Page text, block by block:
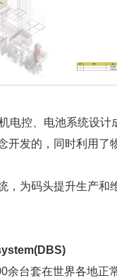
控、电池系统设
开发的，同时利用了
，为码头提升生产
台套在世界各地